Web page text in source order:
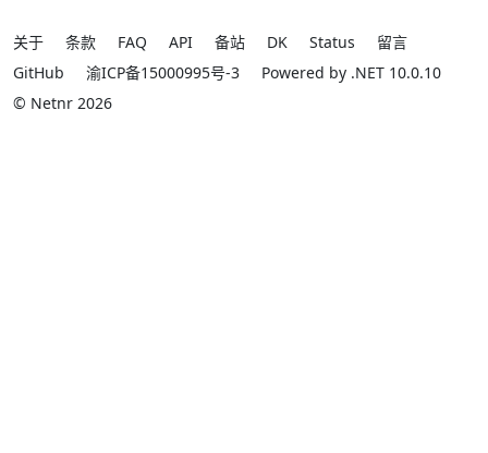
关于 条款 FAQ API 备站 DK Status
留言
GitHub
渝ICP备15000995号-3
Powered by .NET 10.0.10
© Netnr 2026